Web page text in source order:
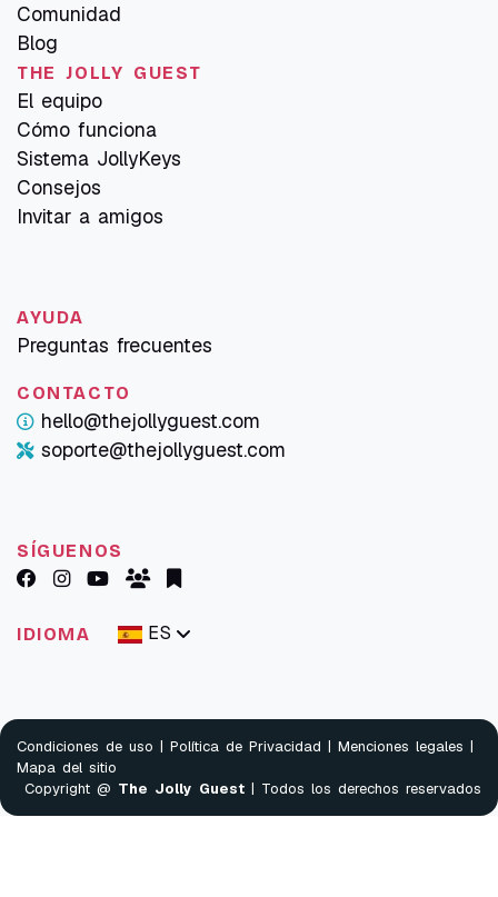
Comunidad
Blog
THE JOLLY GUEST
El equipo
Cómo funciona
Sistema JollyKeys
Consejos
Invitar a amigos
AYUDA
Preguntas frecuentes
CONTACTO
hello@thejollyguest.com
soporte@thejollyguest.com
SÍGUENOS
IDIOMA ES
Condiciones de uso Política de Privacidad Menciones legales
Mapa del sitio
Copyright @ The Jolly Guest | Todos los derechos reservados